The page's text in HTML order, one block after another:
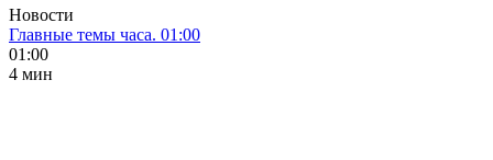
Новости
Главные темы часа. 01:00
01:00
4 мин